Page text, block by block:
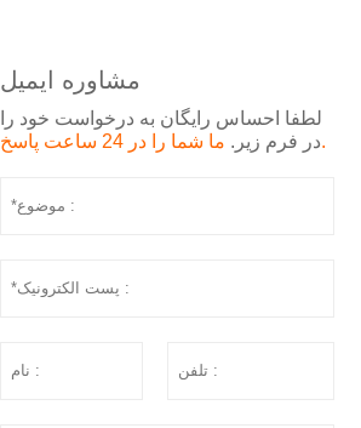
مشاوره ایمیل
لطفا احساس رایگان به درخواست خود را
در فرم زیر.ما شما را در 24 ساعت پاسخ.